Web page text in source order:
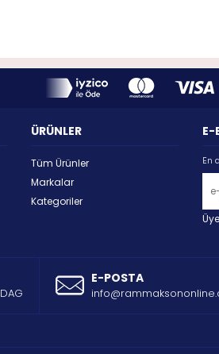
ÜRÜNLER
Tüm Ürünler
Markalar
Kategoriler
E-
En
E-POSTA